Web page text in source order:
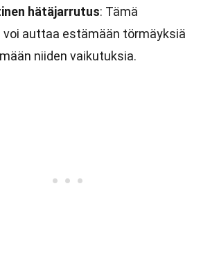
hätäjarrutus: Tämä
voi auttaa estämään törmäyksiä
niiden vaikutuksia.